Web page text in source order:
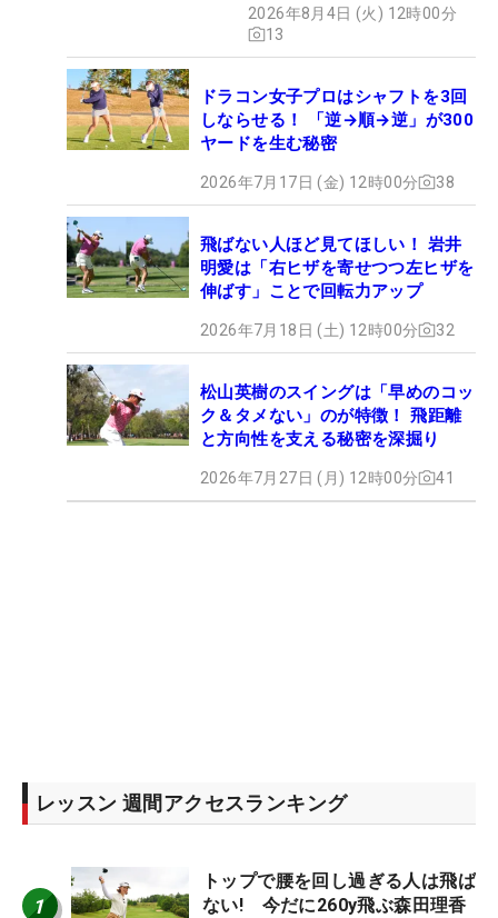
2026年8月4日 (火) 12時00分
13
ドラコン女子プロはシャフトを3回
しならせる！ 「逆→順→逆」が300
ヤードを生む秘密
2026年7月17日 (金) 12時00分 38
飛ばない人ほど見てほしい！ 岩井
明愛は「右ヒザを寄せつつ左ヒザを
伸ばす」ことで回転力アップ
2026年7月18日 (土) 12時00分 32
松山英樹のスイングは「早めのコッ
ク＆タメない」のが特徴！ 飛距離
と方向性を支える秘密を深掘り
2026年7月27日 (月) 12時00分 41
レッスン 週間アクセスランキング
1
トップで腰を回し過ぎる人は飛ば
ない! 今だに260y飛ぶ森田理香